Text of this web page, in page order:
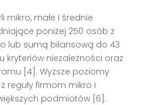
mikro, małe i średnie
poniżej 250 osób z
lub sumą bilansową do 43
kryteriów niezależności oraz
[4]. Wyższe poziomy
reguły firmom mikro i
podmiotów [6].